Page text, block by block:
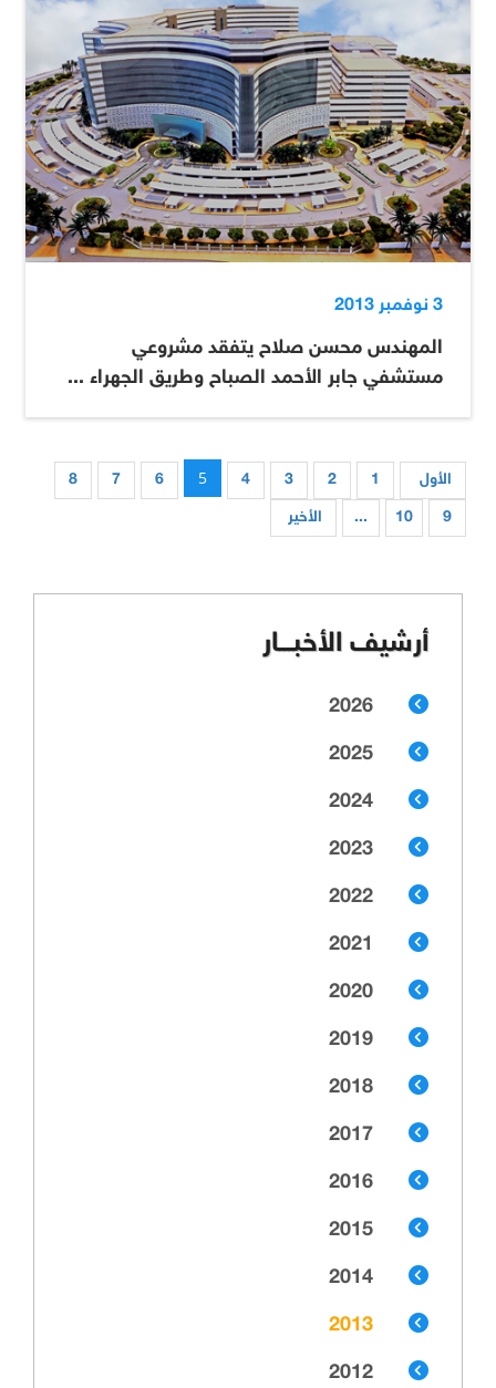
3 نوفمبر 2013
المهندس محسن صلاح يتفقد مشروعي
مستشفي جابر الأحمد الصباح وطريق الجهراء ...
الأول 1
2
3
4
5
6
7
8
9
10
... الأخير
أرشيف الأخبـــار
2026
2025
2024
2023
2022
2021
2020
2019
2018
2017
2016
2015
2014
2013
2012